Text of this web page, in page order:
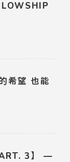
希望 也能
3】 —